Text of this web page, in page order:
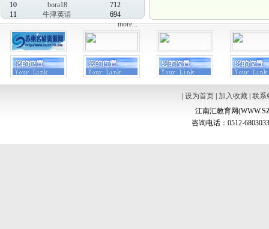
10
bora18
712
11
牛津英语
694
more...
设为首页| 加入收藏| 联系
江南汇教育网
咨询电话：0512-